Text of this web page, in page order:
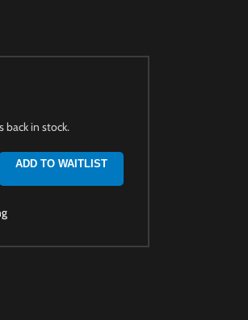
back in stock.
ADD TO WAITLIST